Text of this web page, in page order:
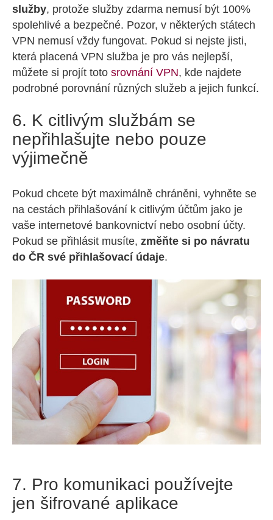
služby, protože služby zdarma nemusí být 100%
spolehlivé a bezpečné. Pozor, v některých státech
VPN nemusí vždy fungovat. Pokud si nejste jisti,
která placená VPN služba je pro vás nejlepší,
můžete si projít toto srovnání VPN, kde najdete
podrobné porovnání různých služeb a jejich funkcí.
6. K citlivým službám se
nepřihlašujte nebo pouze
výjimečně
Pokud chcete být maximálně chráněni, vyhněte se
na cestách přihlašování k citlivým účtům jako je
vaše internetové bankovnictví nebo osobní účty.
Pokud se přihlásit musíte, změňte si po návratu
do ČR své přihlašovací údaje.
7. Pro komunikaci používejte
jen šifrované aplikace